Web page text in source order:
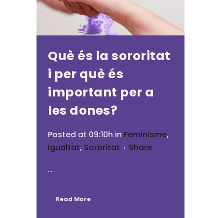
Què és la sororitat
i per què és
important per a
les dones?
Posted at 09:10h in Feminisme,
Igualtat, Sororitat
Share
...
Read More